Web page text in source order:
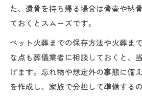
た、遺骨を持ち帰る場合は骨壷や納
ておくとスムーズです。
ペット火葬までの保存方法や火葬ま
な点も葬儀業者に相談しておくと、
げます。忘れ物や想定外の事態に備
を作成し、家族で分担して準備する